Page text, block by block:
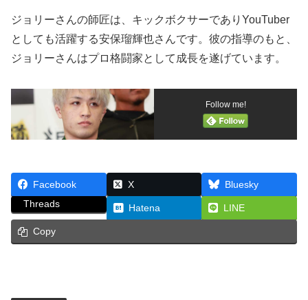
ジョリーさんの師匠は、キックボクサーでありYouTuber
としても活躍する安保瑠輝也さんです。彼の指導のもと、
ジョリーさんはプロ格闘家として成長を遂げています。
Follow me!
Facebook X
Bluesky
Threads
Hatena LINE
Copy